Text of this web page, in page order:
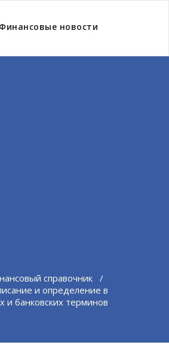
Финансовые новости
справочник /
и определение в
и банковских терминов